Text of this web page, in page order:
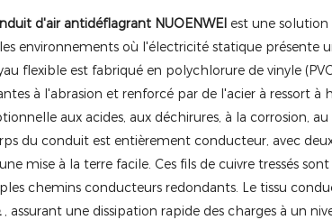
d'air antidéflagrant NUOENWEI est une
environnements où l'électricité statique présente
flexible est fabriqué en polychlorure de vinyle
à l'abrasion et renforcé par de l'acier à ressort
aux acides, aux déchirures, à la corrosion,
du conduit est entièrement conducteur, avec
mise à la terre facile. Ces fils de cuivre tressés
chemins conducteurs redondants. Le tissu
, assurant une dissipation rapide des charges à un